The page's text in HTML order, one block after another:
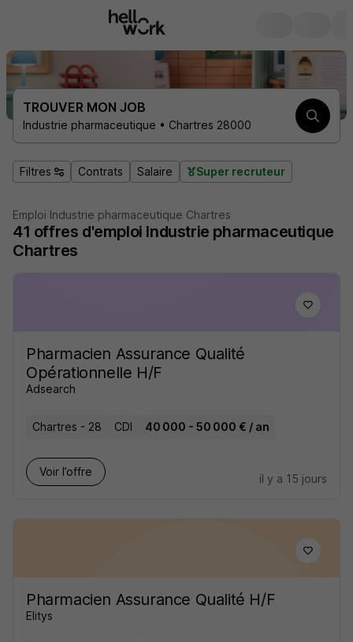
TROUVER MON JOB
Industrie pharmaceutique • Chartres 28000
Filtres Contrats Salaire Super recruteur
Emploi Industrie pharmaceutique Chartres
41 offres d'emploi Industrie pharmaceutique
Chartres
Pharmacien Assurance Qualité
Opérationnelle H/F
Adsearch
Chartres - 28 CDI 40 000 - 50 000 € / an
Voir l’offre
il y a 15 jours
Pharmacien Assurance Qualité H/F
Elitys